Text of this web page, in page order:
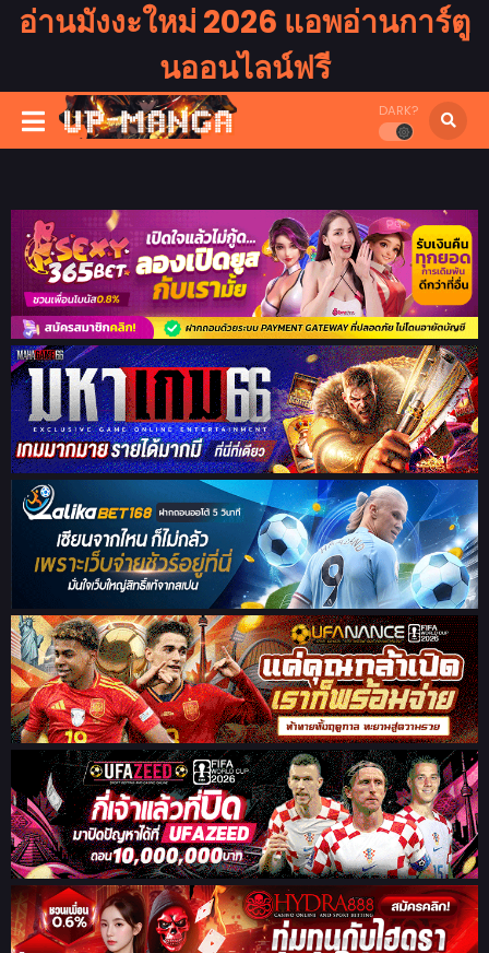
อ่านมังงะใหม่ 2026 แอพอ่านการ์ตู
นออนไลน์ฟรี
DARK?